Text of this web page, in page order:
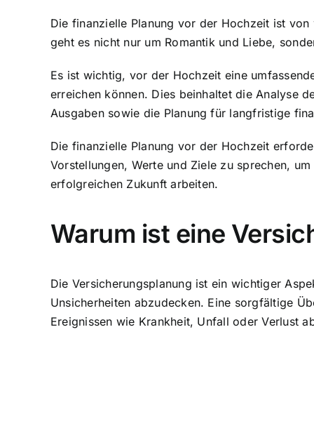
Die finanzielle Planung vor der Hochzeit ist von
geht es nicht nur um Romantik und Liebe,
Es ist wichtig, vor der Hochzeit eine
erreichen können. Dies beinhaltet die Analyse
Ausgaben sowie die Planung für langfristige
Die finanzielle Planung vor der Hochzeit
Vorstellungen, Werte und Ziele zu sprechen,
erfolgreichen Zukunft arbeiten.
Warum ist eine
Die Versicherungsplanung ist ein wichtiger
Unsicherheiten abzudecken. Eine sorgfältige
Ereignissen wie Krankheit, Unfall oder Verlust